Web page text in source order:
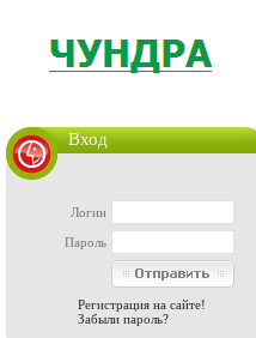
Вход
Логин
Пароль
Регистрация на сайте!
Забыли пароль?